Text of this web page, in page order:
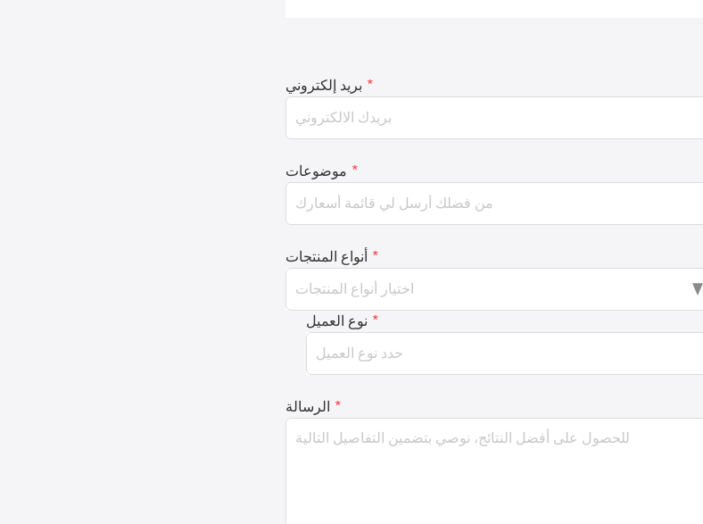
بريد إلكتروني *
موضوعات *
أنواع المنتجات *
نوع العميل *
الرسالة *